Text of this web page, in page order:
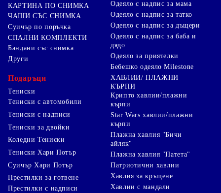
КАРТИНА ПО СНИМКА
ЧАШИ СЪС СНИМКА
Суичър по поръчка
СПАЛНИ КОМПЛЕКТИ
Бандани със снимка
Други
Подаръци
Тениски
Тениски с автомобили
Тениски с надписи
Тениски за двойки
Коледни Тениски
Тениски Хари Потър
Суичър Хари Потър
Престилки за готвене
Престилки с надписи
Одеяло с надпис за мама
Одеяло с надпис за татко
Одеяло с надпис за дъщери
Одеяло с надпис за баба и
дядо
Одеяло за приятелки
Бебешко одеяло Milestone
ХАВЛИИ/ ПЛАЖНИ
КЪРПИ
Крипто хавлии/плажни
кърпи
Star Wars хавлии/плажни
кърпи
Плажна хавлия "Бичи
айляк"
Плажна хавлия "Патета"
Патриотични хавлии
Хавлия за кръщене
Хавлии с мандали